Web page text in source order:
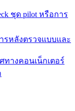
ชุด pilot หรือการ
รหลังตรวจแบบและ
ทางคอนเน็กเตอร์